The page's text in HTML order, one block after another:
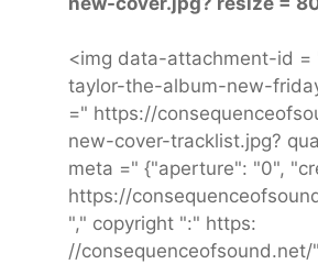
<img data-attachment-id
taylor-the-album-new-
=" https://
new-cover-tracklist.jpg?
meta =" {"aperture": "0",
https://
"," copyright ":" https:
//